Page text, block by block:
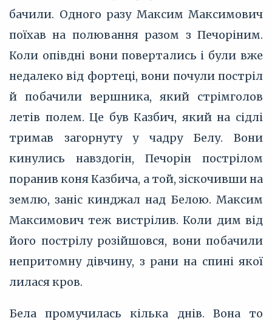
бачили. Одного разу Максим Максимович
поїхав на полювання разом з Печоріним.
Коли опівдні вони повертались і були вже
недалеко від фортеці, вони почули постріл
й побачили вершника, який стрімголов
летів полем. Це був Казбич, який на сідлі
тримав загорнуту у чадру Белу. Вони
кинулись навздогін, Печорін пострілом
поранив коня Казбича, а той, зіскочивши на
землю, заніс кинджал над Белою. Максим
Максимович теж вистрілив. Коли дим від
його пострілу розійшовся, вони побачили
непритомну дівчину, з рани на спині якої
лилася кров.
Бела промучилась кілька днів. Вона то